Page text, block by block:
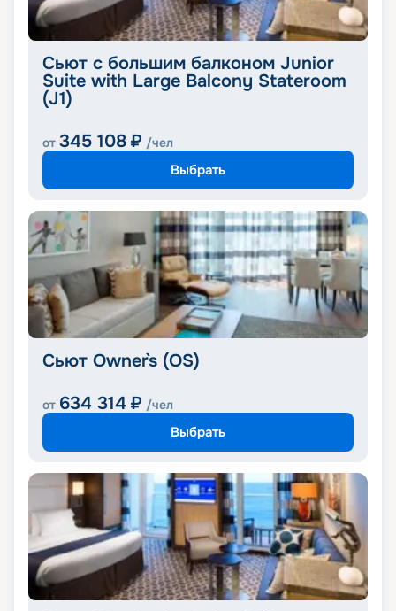
Сьют с большим балконом Junior
Suite with Large Balcony Stateroom
(J1)
от 345 108 ₽ /чел
Выбрать
Сьют Owner`s (OS)
от 634 314 ₽ /чел
Выбрать